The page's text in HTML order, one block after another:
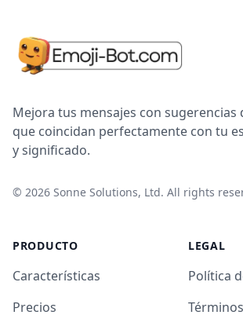
Mejora tus mensajes con sugerencias
que coincidan perfectamente con tu
y significado.
© 2026 Sonne Solutions, Ltd. All rights
PRODUCTO
Características
Precios
LEGAL
Política